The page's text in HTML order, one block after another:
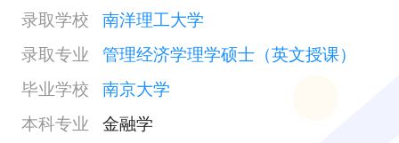
录取学校 南洋理工大学
录取专业 管理经济学理学硕士（英文授课）
毕业学校 南京大学
本科专业 金融学